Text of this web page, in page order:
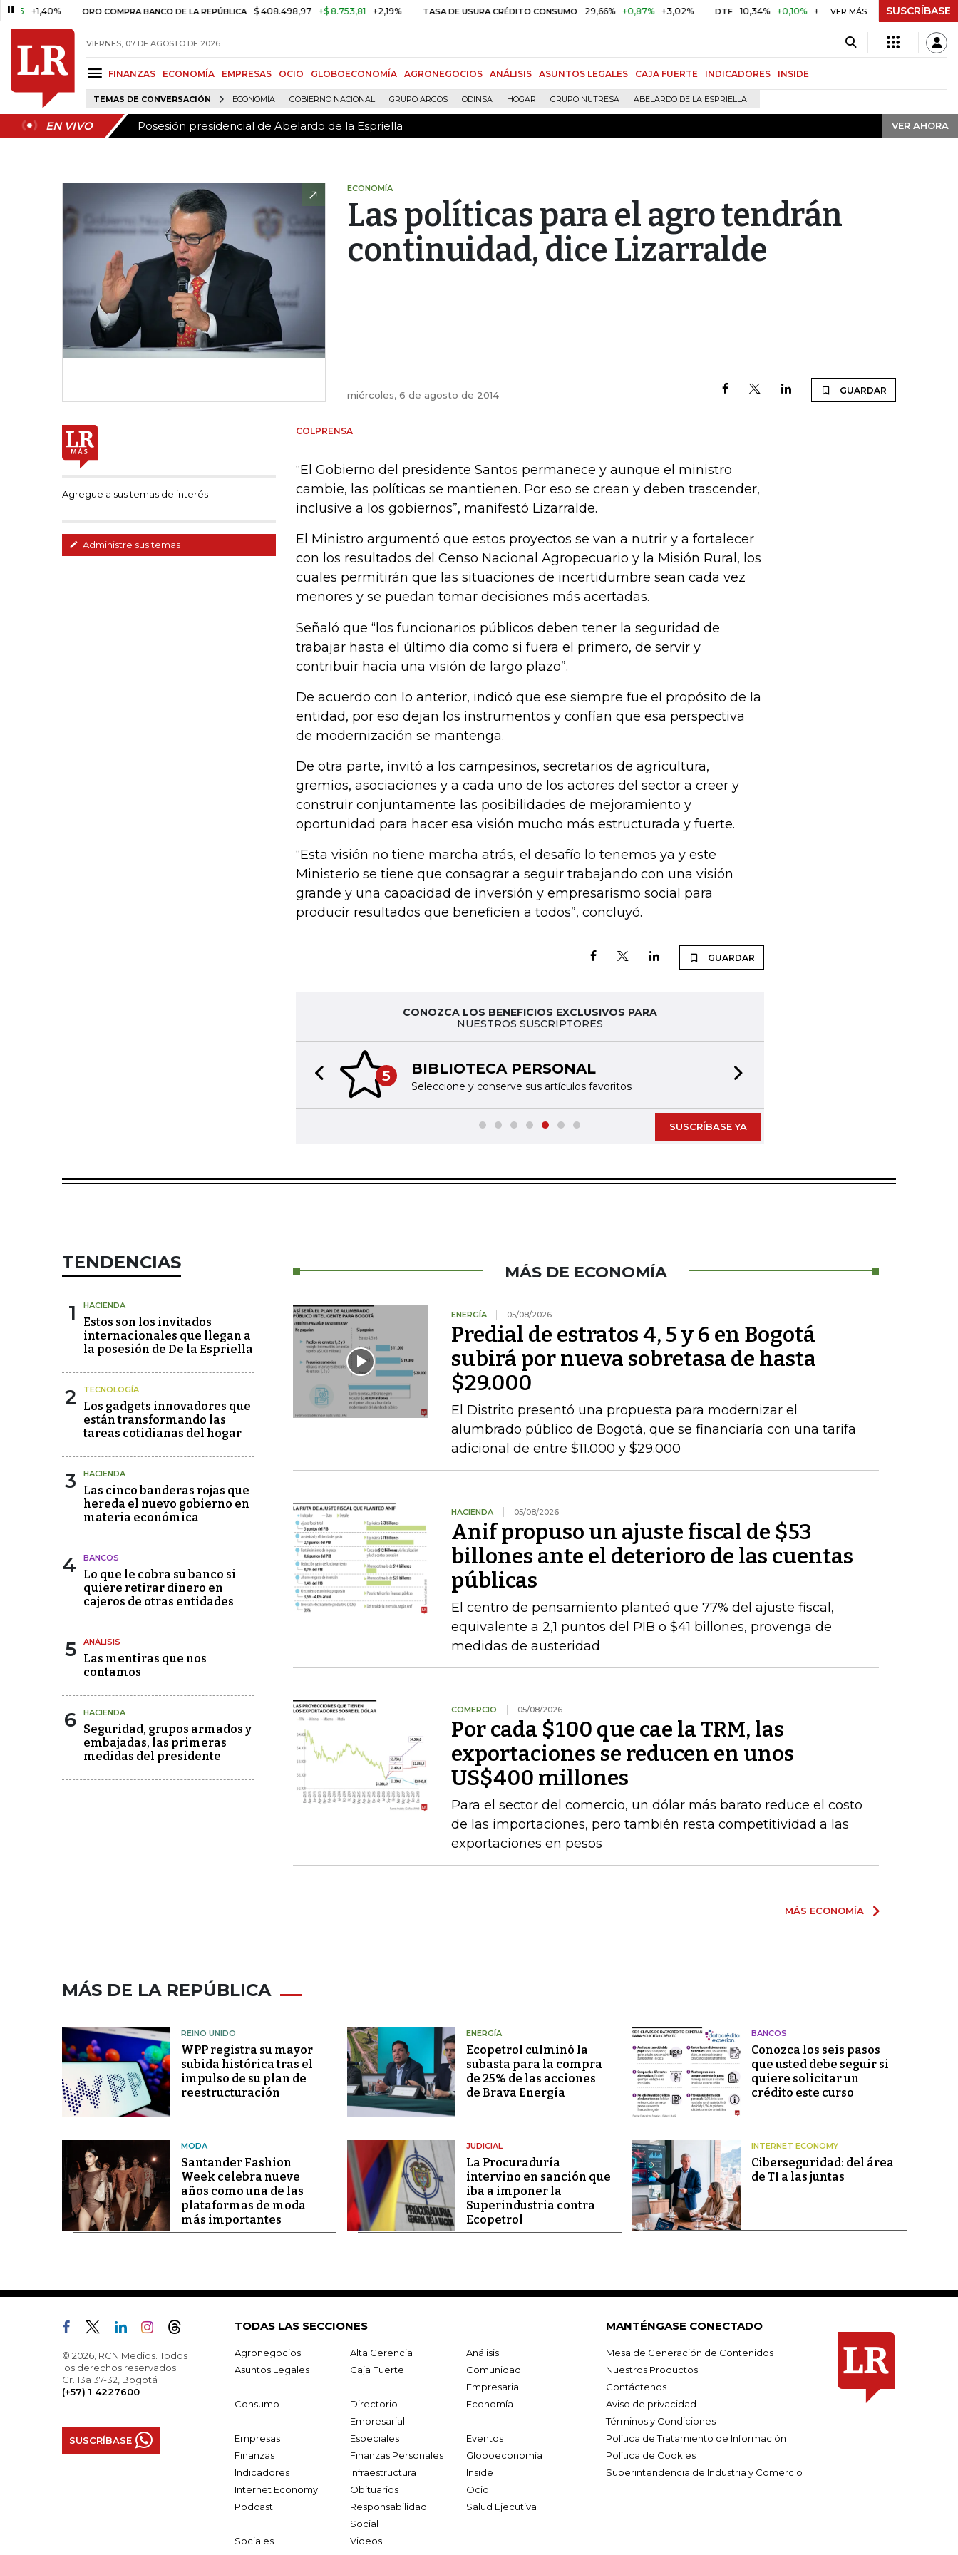
+1,40% ORO COMPRA BANCO DE LA REPÚBLICA $ 408.498,97 +$ 8.753,81 +2,19% TASA DE USURA CRÉDITO CONSUMO 29,66% +0,87% +3,02% DTF 10,34% +0,10% +0,98% UVR $ 416,91 +$ 0,05
VER MÁS SUSCRÍBASE
VIERNES, 07 DE AGOSTO DE 2026
FINANZAS ECONOMÍA EMPRESAS OCIO GLOBOECONOMÍA AGRONEGOCIOS ANÁLISIS ASUNTOS LEGALES CAJA FUERTE INDICADORES INSIDE
TEMAS DE CONVERSACIÓN ECONOMÍA GOBIERNO NACIONAL GRUPO ARGOS ODINSA HOGAR GRUPO NUTRESA ABELARDO DE LA ESPRIELLA
EN VIVO Posesión presidencial de Abelardo de la Espriella VER AHORA
EN VIVO Posesión presidencial de Abelardo de la Espriella VER AHORA
ECONOMÍA
Las políticas para el agro tendrán
continuidad, dice Lizarralde
miércoles, 6 de agosto de 2014 GUARDAR
Agregue a sus temas de interés
Administre sus temas
COLPRENSA
“El Gobierno del presidente Santos permanece y aunque el ministro
cambie, las políticas se mantienen. Por eso se crean y deben trascender,
inclusive a los gobiernos”, manifestó Lizarralde.
El Ministro argumentó que estos proyectos se van a nutrir y a fortalecer
con los resultados del Censo Nacional Agropecuario y la Misión Rural, los
cuales permitirán que las situaciones de incertidumbre sean cada vez
menores y se puedan tomar decisiones más acertadas.
Señaló que “los funcionarios públicos deben tener la seguridad de
trabajar hasta el último día como si fuera el primero, de servir y
contribuir hacia una visión de largo plazo”.
De acuerdo con lo anterior, indicó que ese siempre fue el propósito de la
entidad, por eso dejan los instrumentos y confían que esa perspectiva
de modernización se mantenga.
De otra parte, invitó a los campesinos, secretarios de agricultura,
gremios, asociaciones y a cada uno de los actores del sector a creer y
construir conjuntamente las posibilidades de mejoramiento y
oportunidad para hacer esa visión mucho más estructurada y fuerte.
“Esta visión no tiene marcha atrás, el desafío lo tenemos ya y este
Ministerio se tiene que consagrar a seguir trabajando con una visión
grande y una capacidad de inversión y empresarismo social para
producir resultados que beneficien a todos”, concluyó.
GUARDAR
CONOZCA LOS BENEFICIOS EXCLUSIVOS PARA
NUESTROS SUSCRIPTORES
5 BIBLIOTECA PERSONAL
Seleccione y conserve sus artículos favoritos
Previous slide
SUSCRÍBASE YA
TENDENCIAS
1 HACIENDA
Estos son los invitados
internacionales que llegan a
la posesión de De la Espriella
2 TECNOLOGÍA
Los gadgets innovadores que
están transformando las
tareas cotidianas del hogar
3 HACIENDA
Las cinco banderas rojas que
hereda el nuevo gobierno en
materia económica
4 BANCOS
Lo que le cobra su banco si
quiere retirar dinero en
cajeros de otras entidades
5 ANÁLISIS
Las mentiras que nos
contamos
6 HACIENDA
Seguridad, grupos armados y
embajadas, las primeras
medidas del presidente
MÁS DE ECONOMÍA
ENERGÍA 05/08/2026
Predial de estratos 4, 5 y 6 en Bogotá
subirá por nueva sobretasa de hasta
$29.000
El Distrito presentó una propuesta para modernizar el
alumbrado público de Bogotá, que se financiaría con una tarifa
adicional de entre $11.000 y $29.000
HACIENDA 05/08/2026
Anif propuso un ajuste fiscal de $53
billones ante el deterioro de las cuentas
públicas
El centro de pensamiento planteó que 77% del ajuste fiscal,
equivalente a 2,1 puntos del PIB o $41 billones, provenga de
medidas de austeridad
COMERCIO 05/08/2026
Por cada $100 que cae la TRM, las
exportaciones se reducen en unos
US$400 millones
Para el sector del comercio, un dólar más barato reduce el costo
de las importaciones, pero también resta competitividad a las
exportaciones en pesos
MÁS ECONOMÍA
MÁS DE LA REPÚBLICA
REINO UNIDO
WPP registra su mayor
subida histórica tras el
impulso de su plan de
reestructuración
ENERGÍA
Ecopetrol culminó la
subasta para la compra
de 25% de las acciones
de Brava Energía
BANCOS
Conozca los seis pasos
que usted debe seguir si
quiere solicitar un
crédito este curso
MODA
Santander Fashion
Week celebra nueve
años como una de las
plataformas de moda
más importantes
JUDICIAL
La Procuraduría
intervino en sanción que
iba a imponer la
Superindustria contra
Ecopetrol
INTERNET ECONOMY
Ciberseguridad: del área
de TI a las juntas
© 2026, RCN Medios. Todos
los derechos reservados.
Cr. 13a 37-32, Bogotá
(+57) 1 4227600
SUSCRÍBASE
TODAS LAS SECCIONES
Agronegocios Alta Gerencia
Análisis
Asuntos Legales
Caja Fuerte
Comunidad
Empresarial
Consumo
Directorio
Empresarial
Economía
Empresas Especiales
Eventos
Finanzas
Finanzas Personales
Globoeconomía
Indicadores
Infraestructura
Inside
Internet Economy
Obituarios
Ocio
Podcast
Responsabilidad
Social
Salud Ejecutiva
Sociales Videos
MANTÉNGASE CONECTADO
Mesa de Generación de Contenidos
Nuestros Productos
Contáctenos
Aviso de privacidad
Términos y Condiciones
Política de Tratamiento de Información
Política de Cookies
Superintendencia de Industria y Comercio